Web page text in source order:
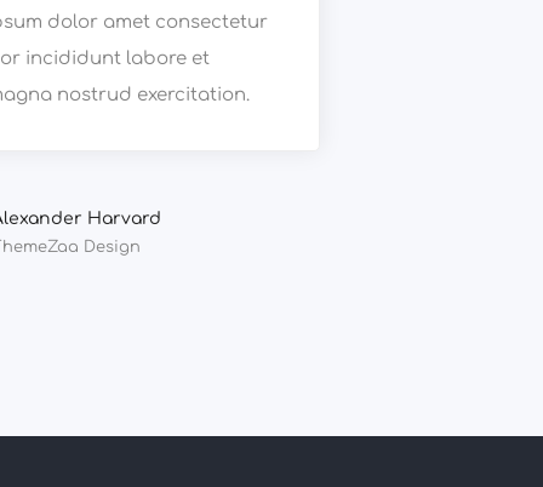
dolor amet consectetur
incididunt labore et
nostrud exercitation.
Harvard
Design